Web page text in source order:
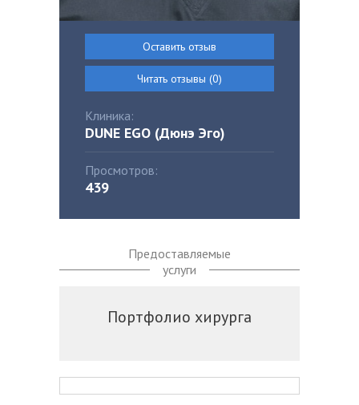
Оставить отзыв
Читать отзывы (0)
Клиника:
DUNE EGO (Дюнэ Эго)
Просмотров:
439
Предоставляемые
услуги
Портфолио хирурга